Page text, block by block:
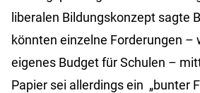
liberalen Bildungskonzept sagte
könnten einzelne Forderungen –
eigenes Budget für Schulen –
Papier sei allerdings ein „bunter